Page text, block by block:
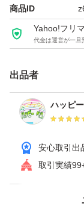
商品ID
Yahoo!フリ
代金は運営が一旦
出品者
ハッピ
安心取引出
取引実績
価格の